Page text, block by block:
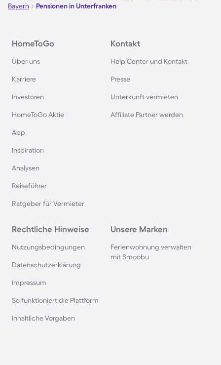
Pensionen in Oberstdorf
Pensionen in Schweden
Pensionen in Holland
Pensionen im Bayerischen Wald
Pensionen in Deutschland
Pensionen in Berchtesgaden
Bayern
Pensionen in Unterfranken
HomeToGo
Über uns
Karriere
Investoren
HomeToGo Aktie
App
Inspiration
Analysen
Reiseführer
Ratgeber für Vermieter
Kontakt
Help Center und Kontakt
Presse
Unterkunft vermieten
Affiliate Partner werden
Rechtliche Hinweise
Nutzungsbedingungen
Datenschutzerklärung
Impressum
So funktioniert die Plattform
Inhaltliche Vorgaben
Unsere Marken
Ferienwohnung verwalten
mit Smoobu